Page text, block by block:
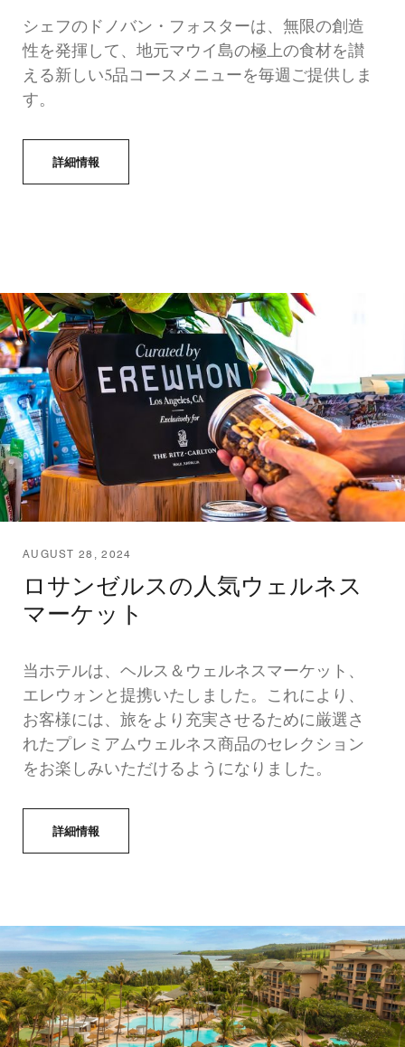
シェフのドノバン・フォスターは、無限の創造
性を発揮して、地元マウイ島の極上の食材を讃
える新しい5品コースメニューを毎週ご提供しま
す。
詳細情報
AUGUST 28, 2024
ロサンゼルスの人気ウェルネス
マーケット
当ホテルは、ヘルス＆ウェルネスマーケット、
エレウォンと提携いたしました。これにより、
お客様には、旅をより充実させるために厳選さ
れたプレミアムウェルネス商品のセレクション
をお楽しみいただけるようになりました。
詳細情報